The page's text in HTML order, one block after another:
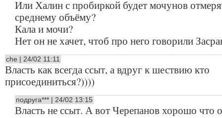
Или Халин с пробиркой будет мочунов
среднему объёму?
Кала и мочи?
Нет он не хачет, чтоб про него говорили
che | 24/02 11:11
Власть как всегда ссыт, а вдруг к шествию кто
присоединиться?))))
подруга*** | 24/02 13:15
Власть не ссыт. А вот Черепанов хорошо что